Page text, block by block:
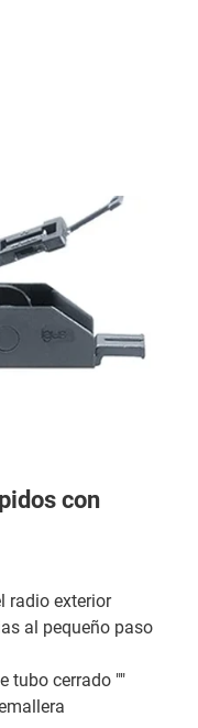
con
radio exterior
al pequeño paso
tubo cerrado ""